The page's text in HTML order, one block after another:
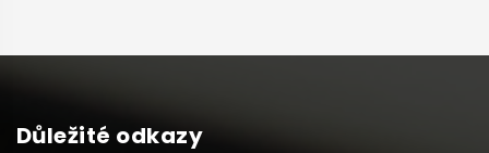
Důležité odkazy